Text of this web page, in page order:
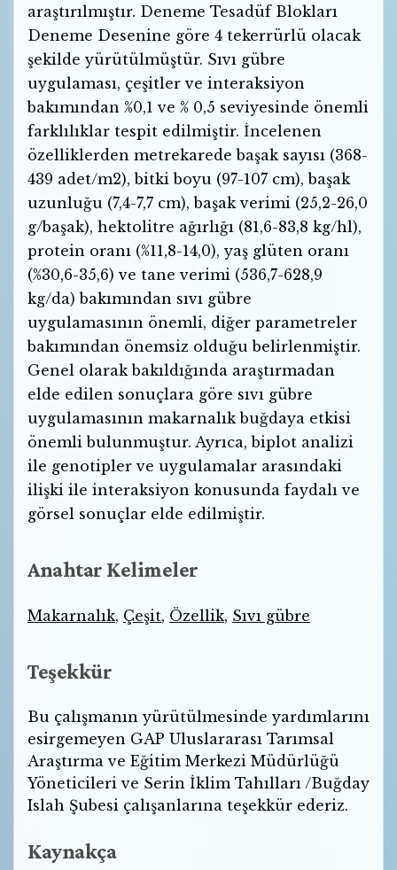
araştırılmıştır. Deneme Tesadüf Blokları
Deneme Desenine göre 4 tekerrürlü olacak
şekilde yürütülmüştür. Sıvı gübre
uygulaması, çeşitler ve interaksiyon
bakımından %0,1 ve % 0,5 seviyesinde önemli
farklılıklar tespit edilmiştir. İncelenen
özelliklerden metrekarede başak sayısı (368-
439 adet/m2), bitki boyu (97-107 cm), başak
uzunluğu (7,4-7,7 cm), başak verimi (25,2-26,0
g/başak), hektolitre ağırlığı (81,6-83,8 kg/hl),
protein oranı (%11,8-14,0), yaş glüten oranı
(%30,6-35,6) ve tane verimi (536,7-628,9
kg/da) bakımından sıvı gübre
uygulamasının önemli, diğer parametreler
bakımından önemsiz olduğu belirlenmiştir.
Genel olarak bakıldığında araştırmadan
elde edilen sonuçlara göre sıvı gübre
uygulamasının makarnalık buğdaya etkisi
önemli bulunmuştur. Ayrıca, biplot analizi
ile genotipler ve uygulamalar arasındaki
ilişki ile interaksiyon konusunda faydalı ve
görsel sonuçlar elde edilmiştir.
Anahtar Kelimeler
Makarnalık, Çeşit, Özellik, Sıvı gübre
Teşekkür
Bu çalışmanın yürütülmesinde yardımlarını
esirgemeyen GAP Uluslararası Tarımsal
Araştırma ve Eğitim Merkezi Müdürlüğü
Yöneticileri ve Serin İklim Tahılları /Buğday
Islah Şubesi çalışanlarına teşekkür ederiz.
Kaynakça